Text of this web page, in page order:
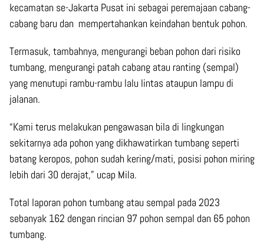
kecamatan se-Jakarta Pusat ini sebagai peremajaan cabang-
cabang baru dan mempertahankan keindahan bentuk pohon.
Termasuk, tambahnya, mengurangi beban pohon dari risiko
tumbang, mengurangi patah cabang atau ranting (sempal)
yang menutupi rambu-rambu lalu lintas ataupun lampu di
jalanan.
“Kami terus melakukan pengawasan bila di lingkungan
sekitarnya ada pohon yang dikhawatirkan tumbang seperti
batang keropos, pohon sudah kering/mati, posisi pohon miring
lebih dari 30 derajat,” ucap Mila.
Total laporan pohon tumbang atau sempal pada 2023
sebanyak 162 dengan rincian 97 pohon sempal dan 65 pohon
tumbang.